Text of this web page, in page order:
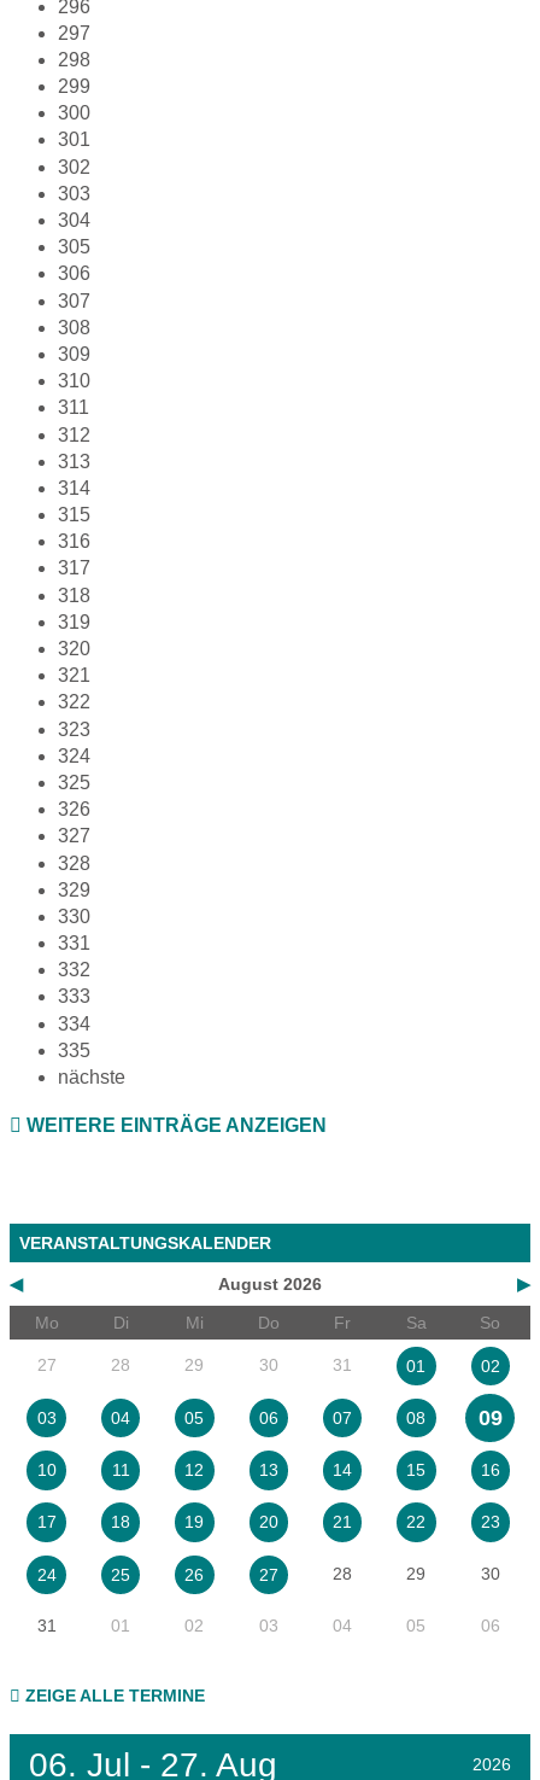
296
297
298
299
300
301
302
303
304
305
306
307
308
309
310
311
312
313
314
315
316
317
318
319
320
321
322
323
324
325
326
327
328
329
330
331
332
333
334
335
nächste
WEITERE EINTRÄGE ANZEIGEN
VERANSTALTUNGSKALENDER
◀ ▶
August 2026
Mo
Di Mi Do Fr Sa So
27 28 29 30 31 01 02
03 04 05 06 07 08 09
10 11 12 13 14 15 16
17 18 19 20 21 22 23
24 25 26 27 28 29 30
31 01 02 03 04 05 06
ZEIGE ALLE TERMINE
06. Jul - 27. Aug 2026